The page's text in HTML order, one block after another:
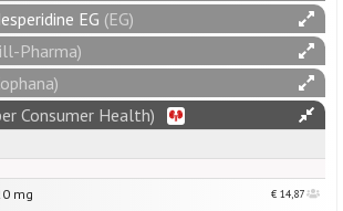
EG (EG)
Pharma)
Consumer Health)
mg € 14,87